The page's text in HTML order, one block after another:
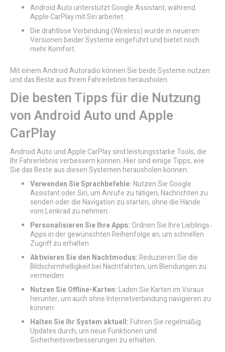
Android Auto unterstützt Google Assistant, während
Apple CarPlay mit Siri arbeitet.
Die drahtlose Verbindung (Wireless) wurde in neueren
Versionen beider Systeme eingeführt und bietet noch
mehr Komfort.
Mit einem Android Autoradio können Sie beide Systeme nutzen
und das Beste aus Ihrem Fahrerlebnis herausholen.
Die besten Tipps für die Nutzung
von Android Auto und Apple
CarPlay
Android Auto und Apple CarPlay sind leistungsstarke Tools, die
Ihr Fahrerlebnis verbessern können. Hier sind einige Tipps, wie
Sie das Beste aus diesen Systemen herausholen können:
Verwenden Sie Sprachbefehle:Nutzen Sie Google
Assistant oder Siri, um Anrufe zu tätigen, Nachrichten zu
senden oder die Navigation zu starten, ohne die Hände
vom Lenkrad zu nehmen.
Personalisieren Sie Ihre Apps:Ordnen Sie Ihre Lieblings-
Apps in der gewünschten Reihenfolge an, um schnellen
Zugriff zu erhalten.
Aktivieren Sie den Nachtmodus:Reduzieren Sie die
Bildschirmhelligkeit bei Nachtfahrten, um Blendungen zu
vermeiden.
Nutzen Sie Offline-Karten:Laden Sie Karten im Voraus
herunter, um auch ohne Internetverbindung navigieren zu
können.
Halten Sie Ihr System aktuell:Führen Sie regelmäßig
Updates durch, um neue Funktionen und
Sicherheitsverbesserungen zu erhalten.